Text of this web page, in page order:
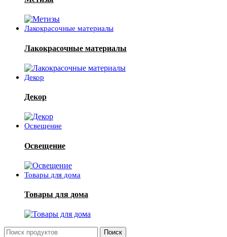
Лакокрасочные материалы
Лакокрасочные материалы
Декор
Декор
Освещение
Освещение
Товары для дома
Товары для дома
Поиск